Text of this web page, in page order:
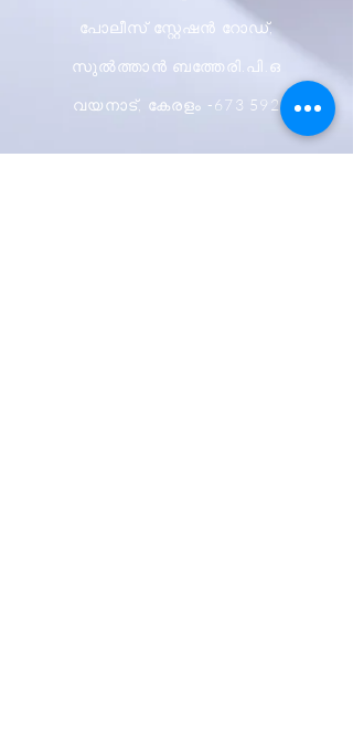
പോലീസ് സ്റ്റേഷൻ റോഡ്,
സുൽത്താൻ ബത്തേരി.പി.ഒ
വയനാട്, കേരളം -673 592